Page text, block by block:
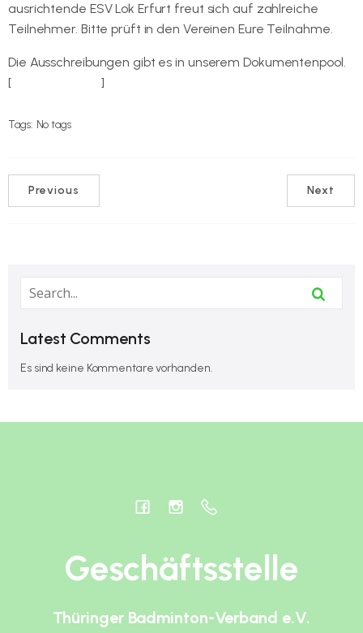
ausrichtende ESV Lok Erfurt freut sich auf zahlreiche
Teilnehmer. Bitte prüft in den Vereinen Eure Teilnahme.
Die Ausschreibungen gibt es in unserem Dokumentenpool.
[Zum Download ]
Tags: No tags
Previous Next
Latest Comments
Es sind keine Kommentare vorhanden.
Geschäftsstelle
Thüringer Badminton-Verband e.V.